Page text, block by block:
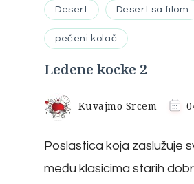
Desert Desert sa filom
pečeni kolač
Ledene kocke 2
Kuvajmo Srcem
Poslastica koja zaslužuje
među klasicima starih